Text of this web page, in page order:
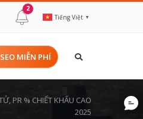
2
Tiếng Việt ▼
MIỄN PHÍ
PR % CHIẾT KHẤU CAO
2025